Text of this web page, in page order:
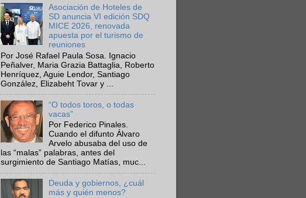
Asociación de Hoteles de
SD anuncia VI edición SDQ
MICE 2026, renovada
apuesta por el turismo de
reuniones
Por José Rafael Paula Sosa. Ignacio
Peñalver, Maria Grazia Battaglia, Roberto
Henríquez, Aguie Lendor, Santiago
González, Elizabeht Tovar y ...
“O todos toros, o todas
vacas”
Por Federico Pinales.
Cuando el difunto Álvaro
Arvelo abusaba del uso de
las “malas” palabras, antes del
surgimiento de Santiago Matías, muc...
Deuda y gobiernos, ¿cuál
más y quién menos?